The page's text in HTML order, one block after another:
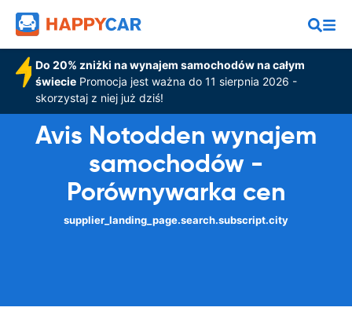
Do 20% zniżki na wynajem samochodów na całym
świeciePromocja jest ważna do 11 sierpnia 2026 -
skorzystaj z niej już dziś!
Avis Notodden wynajem
samochodów -
Porównywarka cen
supplier_landing_page.search.subscript.city